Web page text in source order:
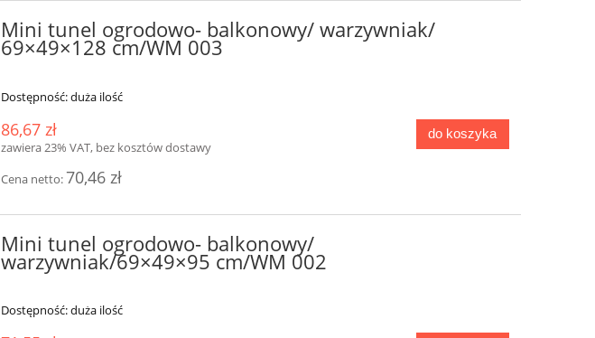
Mini tunel ogrodowo- balkonowy/ warzywniak/
69×49×128 cm/WM 003
Dostępność:duża ilość
86,67 zł
zawiera 23% VAT, bez kosztów dostawy
Cena netto:70,46 zł
do koszyka
Mini tunel ogrodowo- balkonowy/
warzywniak/69×49×95 cm/WM 002
Dostępność:duża ilość